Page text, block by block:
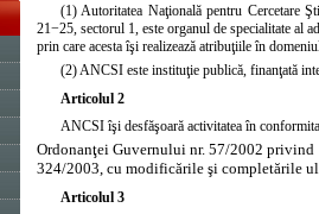
(1) Autoritatea Naţională pentru Cercetare
21−25, sectorul 1, este organul de specialitate al
prin care acesta îşi realizează atribuţiile în
(2) ANCSI este instituţie publică, finanţată
Articolul 2
ANCSI îşi desfăşoară activitatea în
Ordonanţei Guvernului nr. 57/2002
324/2003, cu modificările şi completările
Articolul 3